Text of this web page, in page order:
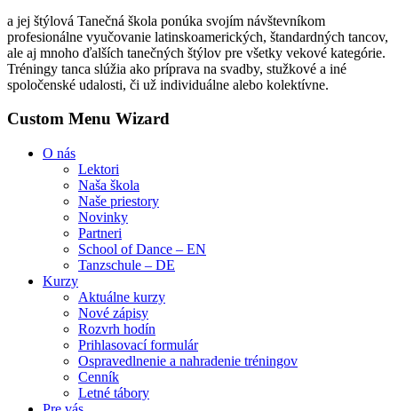
a jej štýlová Tanečná škola ponúka svojím návštevníkom
profesionálne vyučovanie latinskoamerických, štandardných tancov,
ale aj mnoho ďalších tanečných štýlov pre všetky vekové kategórie.
Tréningy tanca slúžia ako príprava na svadby, stužkové a iné
spoločenské udalosti, či už individuálne alebo kolektívne.
Custom Menu Wizard
O nás
Lektori
Naša škola
Naše priestory
Novinky
Partneri
School of Dance – EN
Tanzschule – DE
Kurzy
Aktuálne kurzy
Nové zápisy
Rozvrh hodín
Prihlasovací formulár
Ospravedlnenie a nahradenie tréningov
Cenník
Letné tábory